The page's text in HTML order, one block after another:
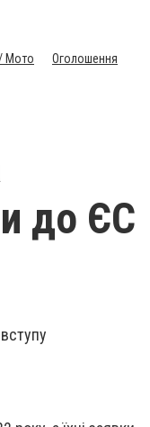
Мото Оголошення
до ЄС